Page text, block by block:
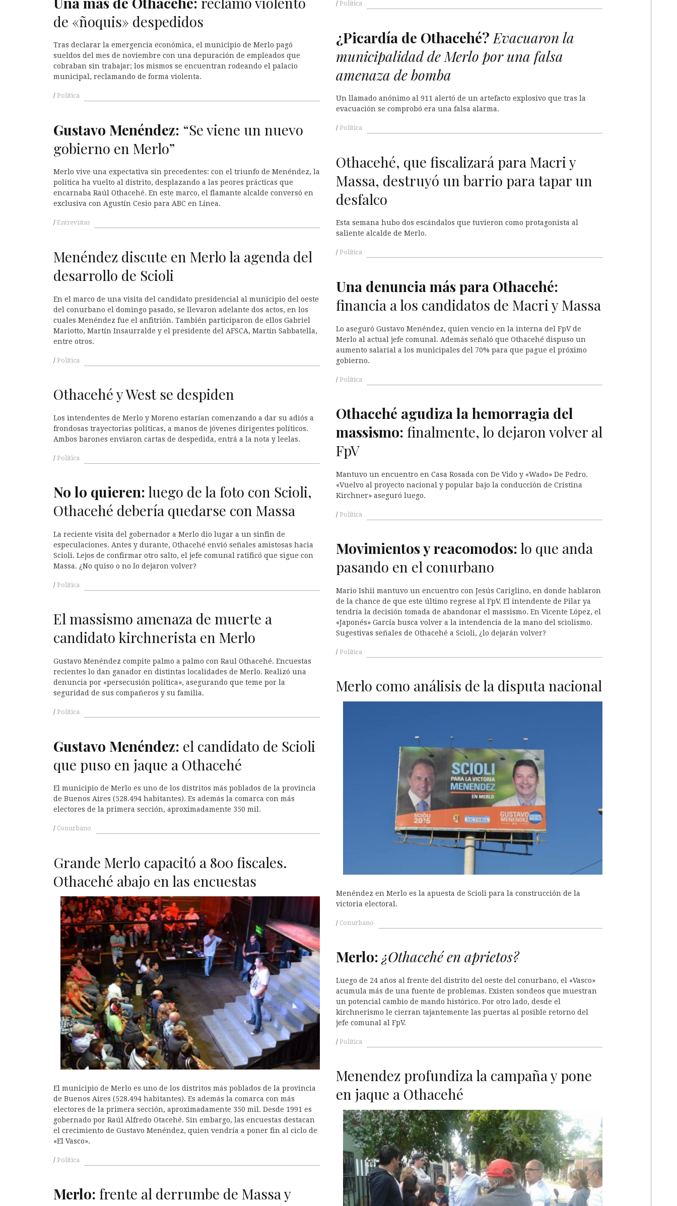
Política
de «ñoquis» despedidos
Tras declarar la emergencia económica, el municipio de Merlo pagó
sueldos del mes de noviembre con una depuración de empleados que
cobraban sin trabajar; los mismos se encuentran rodeando el palacio
municipal, reclamando de forma violenta.
Política
¿Picardía de Othacehé? Evacuaron la
municipalidad de Merlo por una falsa
amenaza de bomba
Un llamado anónimo al 911 alertó de un artefacto explosivo que tras la
evacuación se comprobó era una falsa alarma.
Política
Gustavo Menéndez: “Se viene un nuevo
gobierno en Merlo”
Merlo vive una expectativa sin precedentes: con el triunfo de Menéndez, la
política ha vuelto al distrito, desplazando a las peores prácticas que
encarnaba Raúl Othacehé. En este marco, el flamante alcalde conversó en
exclusiva con Agustín Cesio para ABC en Línea.
Entrevistas
Othacehé, que fiscalizará para Macri y
Massa, destruyó un barrio para tapar un
desfalco
Esta semana hubo dos escándalos que tuvieron como protagonista al
saliente alcalde de Merlo.
Política
Menéndez discute en Merlo la agenda del
desarrollo de Scioli
En el marco de una visita del candidato presidencial al municipio del oeste
del conurbano el domingo pasado, se llevaron adelante dos actos, en los
cuales Menéndez fue el anfitrión. También participaron de ellos Gabriel
Mariotto, Martín Insaurralde y el presidente del AFSCA, Martín Sabbatella,
entre otros.
Política
Una denuncia más para Othacehé:
financia a los candidatos de Macri y Massa
Lo aseguró Gustavo Menéndez, quien vencio en la interna del FpV de
Merlo al actual jefe comunal. Además señaló que Othacehé dispuso un
aumento salarial a los municipales del 70% para que pague el próximo
gobierno.
Política
Othacehé y West se despiden
Los intendentes de Merlo y Moreno estarían comenzando a dar su adiós a
frondosas trayectorias políticas, a manos de jóvenes dirigentes políticos.
Ambos barones enviaron cartas de despedida, entrá a la nota y leelas.
Política
Othacehé agudiza la hemorragia del
massismo: finalmente, lo dejaron volver al
FpV
Mantuvo un encuentro en Casa Rosada con De Vido y «Wado» De Pedro.
«Vuelvo al proyecto nacional y popular bajo la conducción de Cristina
Kirchner» aseguró luego.
Política
No lo quieren: luego de la foto con Scioli,
Othacehé debería quedarse con Massa
La reciente visita del gobernador a Merlo dio lugar a un sinfin de
especulaciones. Antes y durante, Othacehé envió señales amistosas hacia
Scioli. Lejos de confirmar otro salto, el jefe comunal ratificó que sigue con
Massa. ¿No quiso o no lo dejaron volver?
Política
Movimientos y reacomodos: lo que anda
pasando en el conurbano
Mario Ishii mantuvo un encuentro con Jesús Cariglino, en donde hablaron
de la chance de que este último regrese al FpV. El intendente de Pilar ya
tendría la decisión tomada de abandonar el massismo. En Vicente López, el
«Japonés» García busca volver a la intendencia de la mano del sciolismo.
Sugestivas señales de Othacehé a Scioli, ¿lo dejarán volver?
Política
El massismo amenaza de muerte a
candidato kirchnerista en Merlo
Gustavo Menéndez compite palmo a palmo con Raul Othacehé. Encuestas
recientes lo dan ganador en distintas localidades de Merlo. Realizó una
denuncia por «persecusión política», asegurando que teme por la
seguridad de sus compañeros y su familia.
Política
Merlo como análisis de la disputa nacional
A
Menéndez en Merlo es la apuesta de Scioli para la construcción de la
victoria electoral.
Conurbano
Gustavo Menéndez: el candidato de Scioli
que puso en jaque a Othacehé
El municipio de Merlo es uno de los distritos más poblados de la provincia
de Buenos Aires (528.494 habitantes). Es además la comarca con más
electores de la primera sección, aproximadamente 350 mil.
Conurbano
Grande Merlo capacitó a 800 fiscales.
Othacehé abajo en las encuestas
A
El municipio de Merlo es uno de los distritos más poblados de la provincia
de Buenos Aires (528.494 habitantes). Es además la comarca con más
electores de la primera sección, aproximadamente 350 mil. Desde 1991 es
gobernado por Raúl Alfredo Otacehé. Sin embargo, las encuestas destacan
el crecimiento de Gustavo Menéndez, quien vendría a poner fin al ciclo de
«El Vasco».
Política
Merlo: ¿Othacehé en aprietos?
Luego de 24 años al frente del distrito del oeste del conurbano, el «Vasco»
acumula más de una fuente de problemas. Existen sondeos que muestran
un potencial cambio de mando histórico. Por otro lado, desde el
kirchnerismo le cierran tajantemente las puertas al posible retorno del
jefe comunal al FpV.
Política
Menendez profundiza la campaña y pone
en jaque a Othacehé
Merlo: frente al derrumbe de Massa y